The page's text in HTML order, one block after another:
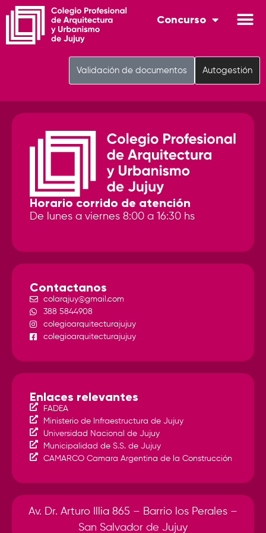
Autogestión
Validación de documentos
Concurso
Horario corrido de atención
De lunes a viernes 8:00 a 16:30 hs
Contactanos
colarqjuy@gmail.com
388 5844908
colegioarquitecturajujuy
colegioarquitecturajujuy
Enlaces relevantes
FADEA
Ministerio de Infraestructura de Jujuy
Universidad Nacional de Jujuy
Municipalidad de S.S. de Jujuy
CAMARCO Camara Argentina de la Construcción
Av. Dr. Arturo Illia 865 – Barrio los Perales –
San Salvador de Jujuy